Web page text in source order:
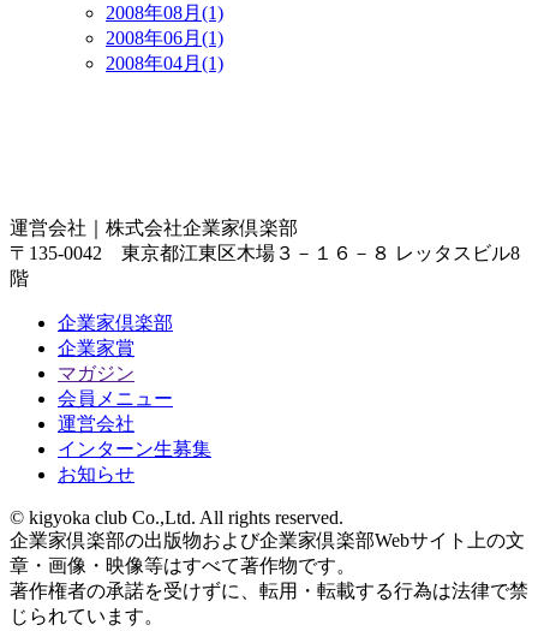
2008年08月(1)
2008年06月(1)
2008年04月(1)
運営会社｜ 株式会社企業家倶楽部
〒135-0042 東京都江東区木場３－１６－８ レッタスビル8
階
企業家倶楽部
企業家賞
マガジン
会員メニュー
運営会社
インターン生募集
お知らせ
© kigyoka club Co.,Ltd. All rights reserved.
企業家倶楽部の出版物および企業家倶楽部Webサイト上の文
章・画像・映像等はすべて著作物です。
著作権者の承諾を受けずに、転用・転載する行為は法律で禁
じられています。